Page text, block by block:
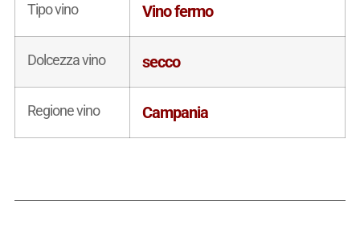
Tipo vino Vino fermo
Dolcezza vino secco
Regione vino Campania